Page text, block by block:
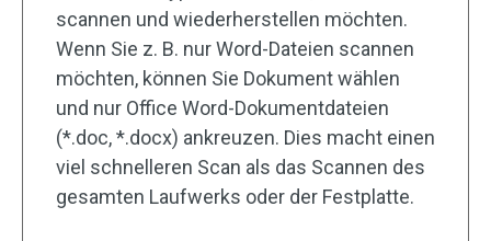
scannen und wiederherstellen möchten.
Wenn Sie z. B. nur Word-Dateien scannen
möchten, können Sie Dokument wählen
und nur Office Word-Dokumentdateien
(*.doc, *.docx) ankreuzen. Dies macht einen
viel schnelleren Scan als das Scannen des
gesamten Laufwerks oder der Festplatte.